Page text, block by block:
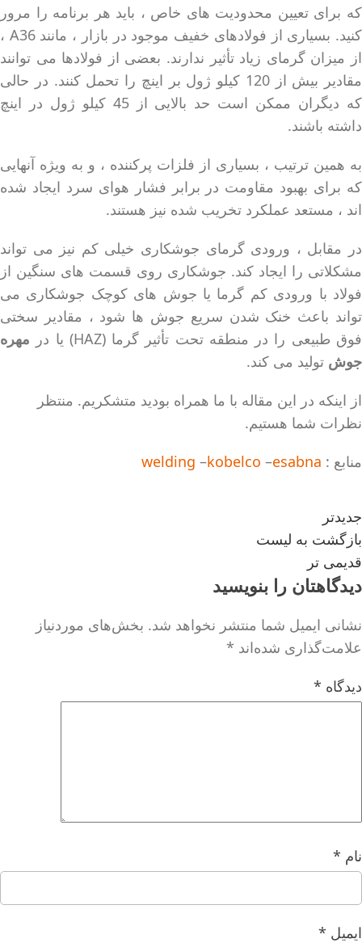
که برای تعیین محدودیت های خاص ، باید هر برنامه را مرور
کنید. بسیاری از فولادهای خفیف موجود در بازار ، مانند A36 ،
از میزان گرمای زیاد تأثیر ندارند. بعضی از فولادها می توانند
مقادیر بیش از 120 کیلو ژول بر اینچ را تحمل کنند. در حالی
که دیگران ممکن است حد بالایی از 45 کیلو ژول در اینچ
داشته باشند.
به همین ترتیب ، بسیاری از فلزات پرکننده ، و به ویژه آنهایی
که برای بهبود مقاومت در برابر فشار هوای سرد ایجاد شده
اند ، مستعد عملکرد تخریب شده نیز هستند.
در مقابل ، ورودی گرمای جوشکاری خیلی کم نیز می تواند
مشکلاتی را ایجاد کند. جوشکاری روی قسمت های سنگین از
فولاد با ورودی کم گرما یا جوش های کوچک جوشکاری می
تواند باعث خنک شدن سریع جوش ها شود ، مقادیر سختی
فوق طبیعی را در منطقه تحت تأثیر گرما (HAZ) یا در
مهره
جوش تولید می کند.
از اینکه در این مقاله با ما همراه بودید متشکریم. منتظر
نظرات شما هستیم.
منابع :
welding –kobelco –esabna
جدیدتر
بازگشت به لیست
قدیمی تر
دیدگاهتان را بنویسید
نشانی ایمیل شما منتشر نخواهد شد. بخش‌های موردنیاز
علامت‌گذاری شده‌اند *
دیدگاه *
نام *
ایمیل *